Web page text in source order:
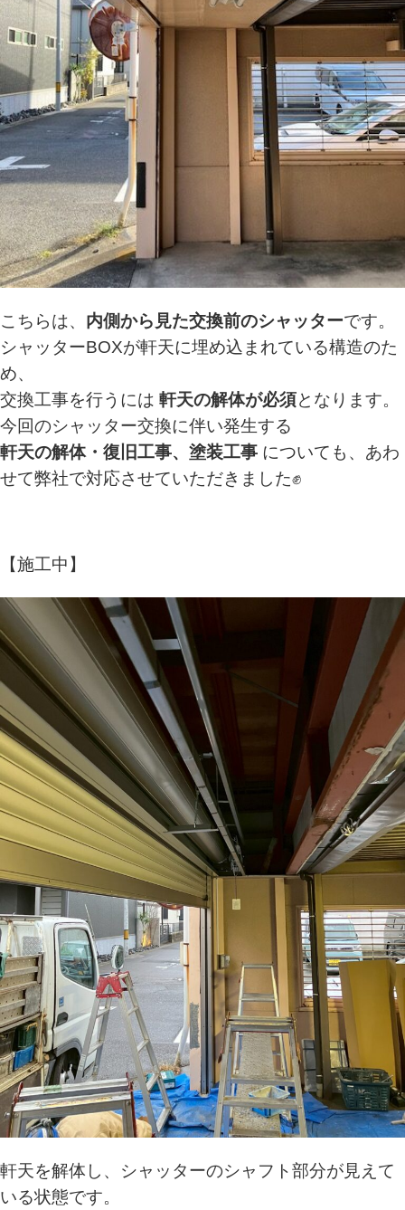
こちらは、 内側から見た交換前のシャッターです。
シャッターBOXが軒天に埋め込まれている構造のた
め、
交換工事を行うには 軒天の解体が必須となります。
今回のシャッター交換に伴い発生する
軒天の解体・復旧工事、塗装工事 についても、あわ
せて弊社で対応させていただきました✊
【施工中】
軒天を解体し、シャッターのシャフト部分が見えて
いる状態です。